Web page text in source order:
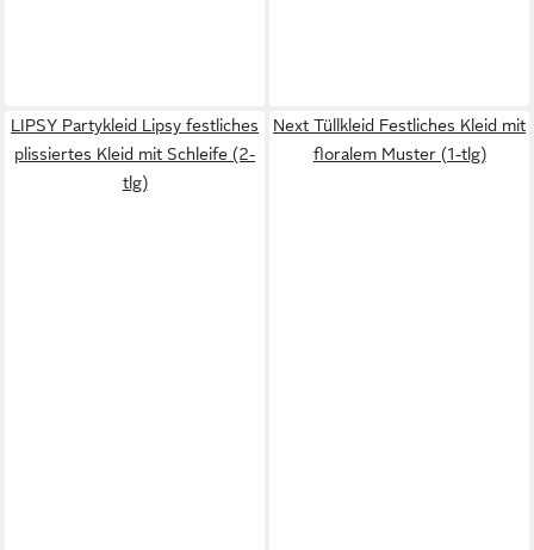
LIPSY Partykleid Lipsy festliches
plissiertes Kleid mit Schleife (2-
tlg)
Next Tüllkleid Festliches Kleid mit
floralem Muster (1-tlg)